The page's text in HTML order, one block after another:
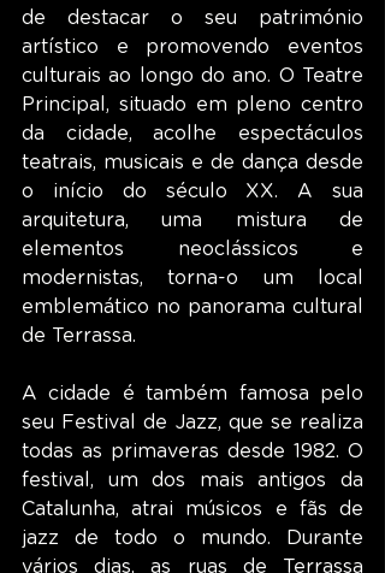
de destacar o seu património
artístico e promovendo eventos
culturais ao longo do ano. O Teatre
Principal, situado em pleno centro
da cidade, acolhe espectáculos
teatrais, musicais e de dança desde
o início do século XX. A sua
arquitetura, uma mistura de
elementos neoclássicos e
modernistas, torna-o um local
emblemático no panorama cultural
de Terrassa.
A cidade é também famosa pelo
seu Festival de Jazz, que se realiza
todas as primaveras desde 1982. O
festival, um dos mais antigos da
Catalunha, atrai músicos e fãs de
jazz de todo o mundo. Durante
vários dias, as ruas de Terrassa